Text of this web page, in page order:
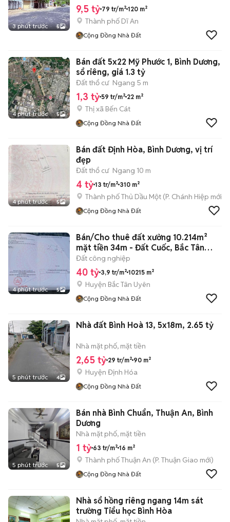
3 phút trước 5
9,5 tỷ 79 tr/m² 120 m²
Thành phố Dĩ An
Cộng Đồng Nhà Đất
4 phút trước 5
Bán đất 5x22 Mỹ Phước 1, Bình Dương,
sổ riêng, giá 1.3 tỷ
Đất thổ cư Ngang 5 m
1,3 tỷ 59 tr/m² 22 m²
Thị xã Bến Cát
Cộng Đồng Nhà Đất
4 phút trước 5
Bán đất Định Hòa, Bình Dương, vị trí
đẹp
Đất thổ cư Ngang 10 m
4 tỷ 13 tr/m² 310 m²
Thành phố Thủ Dầu Một (P. Chánh Hiệp mới)
Cộng Đồng Nhà Đất
4 phút trước 5
Bán/Cho thuê đất xưởng 10.214m²
mặt tiền 34m - Đất Cuốc, Bắc Tân
Uyên
Đất công nghiệp
40 tỷ 3,9 tr/m² 10215 m²
Huyện Bắc Tân Uyên
Cộng Đồng Nhà Đất
5 phút trước 4
Nhà đất Bình Hoà 13, 5x18m, 2.65 tỷ
Nhà mặt phố, mặt tiền
2,65 tỷ 29 tr/m² 90 m²
Huyện Định Hóa
Cộng Đồng Nhà Đất
5 phút trước 5
Bán nhà Bình Chuẩn, Thuận An, Bình
Dương
Nhà mặt phố, mặt tiền
1 tỷ 63 tr/m² 16 m²
Thành phố Thuận An (P. Thuận Giao mới)
Cộng Đồng Nhà Đất
Nhà sổ hồng riêng ngang 14m sát
trường Tiểu học Bình Hòa